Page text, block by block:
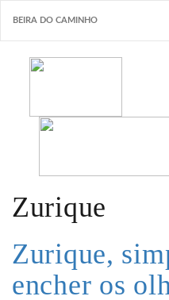
BEIRA DO CAMINHO
Zurique
Zurique,
encher os